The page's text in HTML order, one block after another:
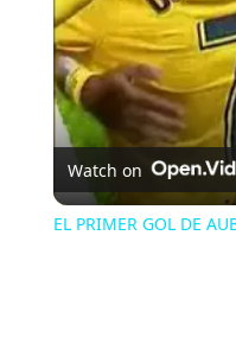
Watch on
EL PRIMER GOL DE